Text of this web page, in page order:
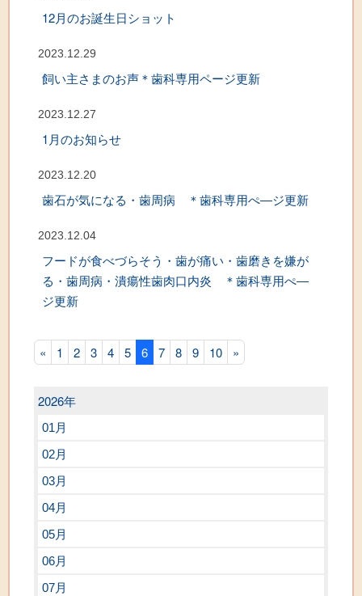
12月のお誕生日ショット
2023.12.29
飼い主さまのお声＊歯科専用ページ更新
2023.12.27
1月のお知らせ
2023.12.20
歯石が気になる・歯周病 ＊歯科専用ぺ―ジ更新
2023.12.04
フードが食べづらそう・歯が痛い・歯磨きを嫌が
る・歯周病・潰瘍性歯肉口内炎 ＊歯科専用ぺ―
ジ更新
« 1 2 3 4 5 6 7 8 9 10 »
2026年
01月
02月
03月
04月
05月
06月
07月